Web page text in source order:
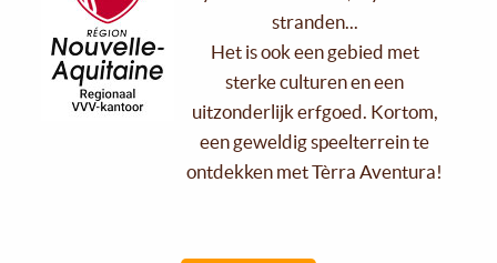
stranden...
Het is ook een gebied met
sterke culturen en een
uitzonderlijk erfgoed. Kortom,
een geweldig speelterrein te
ontdekken met Tèrra Aventura!